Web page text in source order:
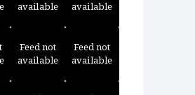
available
available
Feed not
available
Feed not
available